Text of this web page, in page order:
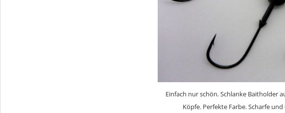
Einfach nur schön. Schlanke Baitholder
Köpfe. Perfekte Farbe. Scharfe